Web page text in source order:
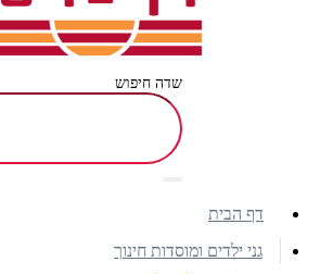
שדה חיפוש
דף הבית
גני ילדים ומוסדות חינוך